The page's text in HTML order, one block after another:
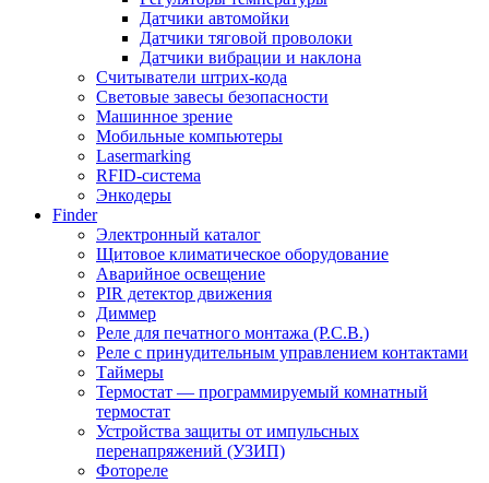
Датчики автомойки
Датчики тяговой проволоки
Датчики вибрации и наклона
Считыватели штрих-кода
Световые завесы безопасности
Машинное зрение
Мобильные компьютеры
Lasermarking
RFID-система
Энкодеры
Finder
Электронный каталог
Щитовое климатическое оборудование
Аварийное освещение
PIR детектор движения
Диммер
Реле для печатного монтажа (P.C.B.)
Реле с принудительным управлением контактами
Таймеры
Термостат — программируемый комнатный
термостат
Устройства защиты от импульсных
перенапряжений (УЗИП)
Фотореле